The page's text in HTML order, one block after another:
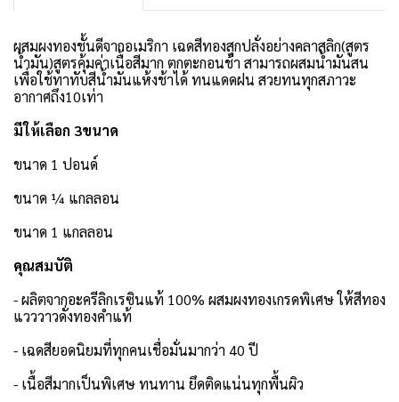
ผสมผงทองชั้นดีจากอเมริกา เฉดสีทองสุกปลั่งอย่างคลาสลิก(สูตร
น้ำมัน)สูตรคุ้มค่าเนื้อสีมาก ตกตะกอนช้า สามารถผสมน้ำมันสน
เพื่อใช้ทาทับสีน้ำมันแห้งช้าได้ ทนแดดฝน สวยทนทุกสภาวะ
อากาศถึง10เท่า
มีให้เลือก 3ขนาด
ขนาด 1 ปอนด์
ขนาด ¼ แกลลอน
ขนาด 1 แกลลอน
คุณสมบัติ
- ผลิตจากอะครีลิกเรซินแท้ 100% ผสมผงทองเกรดพิเศษ ให้สีทอง
แวววาวดั่งทองคำแท้
- เฉดสียอดนิยมที่ทุกคนเชื่อมั่นมากว่า 40 ปี
- เนื้อสีมากเป็นพิเศษ ทนทาน ยึดติดแน่นทุกพื้นผิว